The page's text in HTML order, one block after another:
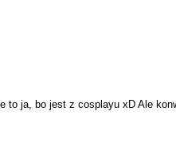
to ja, bo jest z cosplayu xD Ale